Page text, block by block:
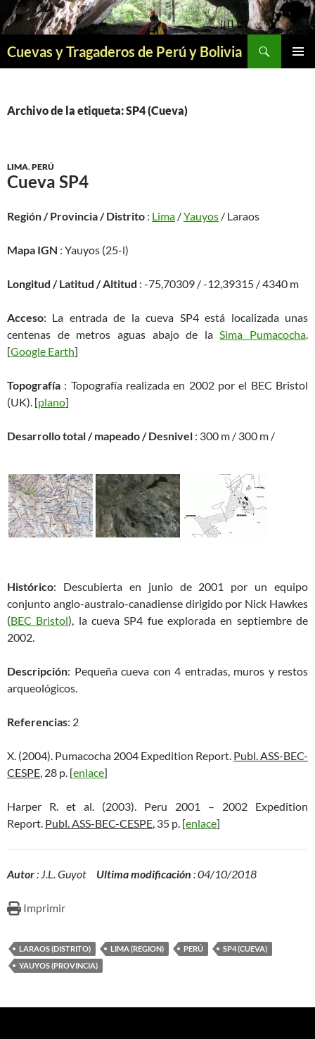
Saltar
al
Cuevas y Tragaderos de Perú y Bolivia
Archivo de la etiqueta: SP4 (Cueva)
LIMA,PERÚ
Cueva SP4
Región / Provincia / Distrito : Lima /Yauyos / Laraos
Mapa IGN : Yauyos (25-l)
Longitud / Latitud / Altitud : -75,70309 / -12,39315 / 4340 m
Acceso: La entrada de la cueva SP4 está localizada unas
centenas de metros aguas abajo de laSima Pumacocha.
[Google Earth]
Topografía : Topografía realizada en 2002 por el BEC Bristol
(UK). [plano]
Desarrollo total / mapeado / Desnivel : 300 m / 300 m /
Histórico: Descubierta en junio de 2001 por un equipo
conjunto anglo-australo-canadiense dirigido por Nick Hawkes
(BEC Bristol), la cueva SP4 fue explorada en septiembre de
2002.
Descripción: Pequeña cueva con 4 entradas, muros y restos
arqueológicos.
Referencias: 2
X. (2004). Pumacocha 2004 Expedition Report. Publ. ASS-BEC-
CESPE, 28 p. [enlace]
Harper R. et al. (2003). Peru 2001 – 2002 Expedition
Report. Publ. ASS-BEC-CESPE, 35 p. [enlace]
Autor: J.L. Guyot Ultima modificación : 04/10/2018
Imprimir
LARAOS (DISTRITO) LIMA (REGION) PERÚ
SP4 (CUEVA)
YAUYOS (PROVINCIA)